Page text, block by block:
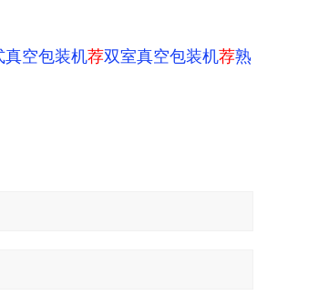
真空包装机荐双室真空包装机荐熟